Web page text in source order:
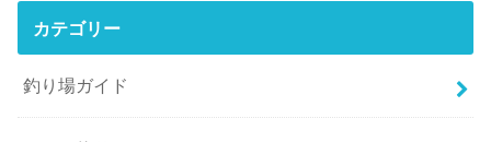
カテゴリー
釣り場ガイド